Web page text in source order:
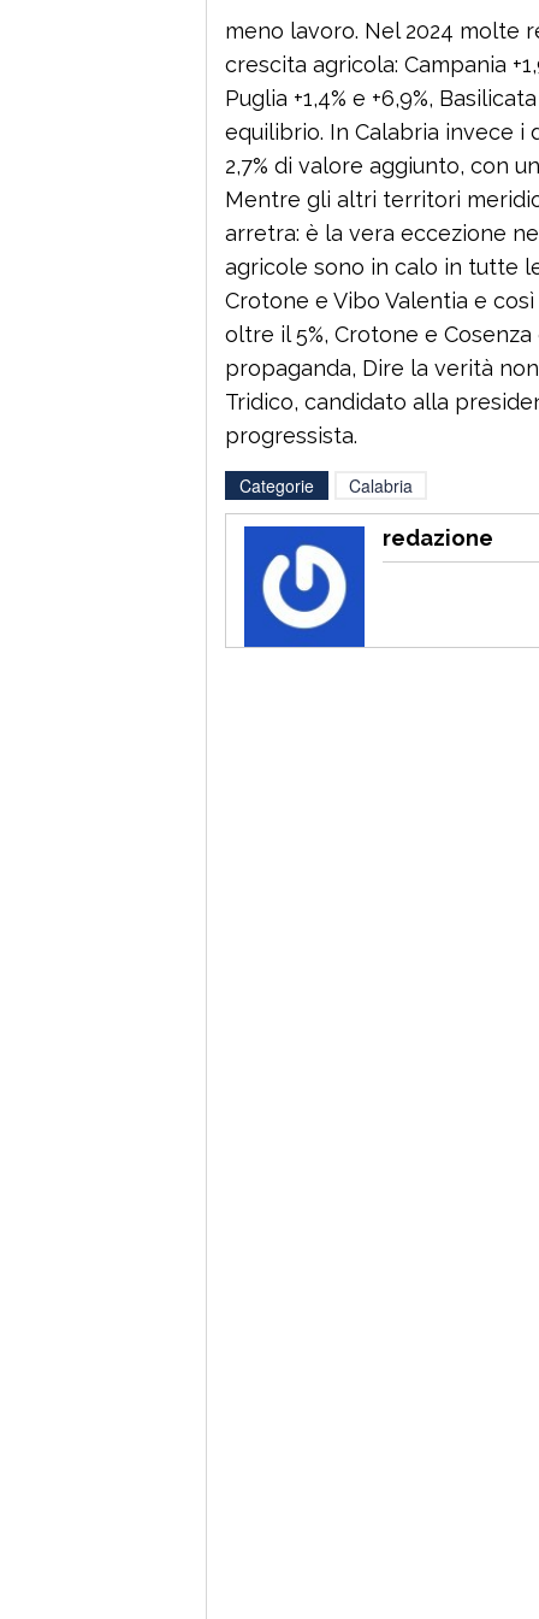
meno lavoro. Nel 2024 molte
crescita agricola: Campania
Puglia +1,4% e +6,9%,
equilibrio. In Calabria invece i
2,7% di valore aggiunto, con
Mentre gli altri territori
arretra: è la vera eccezione
agricole sono in calo in tutte
Crotone e Vibo Valentia e
oltre il 5%, Crotone e
propaganda, Dire la verità
Tridico, candidato alla
progressista.
Categorie Calabria
redazione